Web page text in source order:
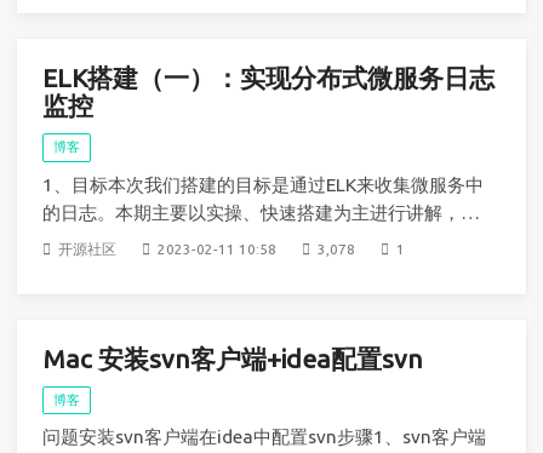
ELK搭建（一）：实现分布式微服务日志
监控
博客
1、目标本次我们搭建的目标是通过ELK来收集微服务中
的日志。本期主要以实操、快速搭建为主进行讲解，部
分基础概念不做过多描述，后续会再单独出几期博客说
开源社区 2023-02-11 10:58 3,078 1
Mac 安装svn客户端+idea配置svn
博客
问题安装svn客户端在idea中配置svn步骤1、svn客户端